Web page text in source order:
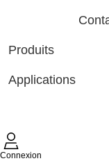
Produits
Applications
Connexion